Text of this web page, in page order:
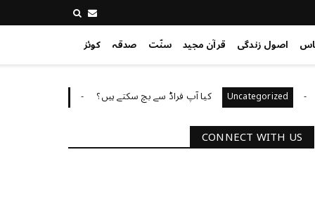
اصول زندگی قرآن مجید سنّت صدقہ کوئز
کیا آپ فراڈ سے بچ سکتے ہیں؟ Uncategorized
CONNECT WITH US